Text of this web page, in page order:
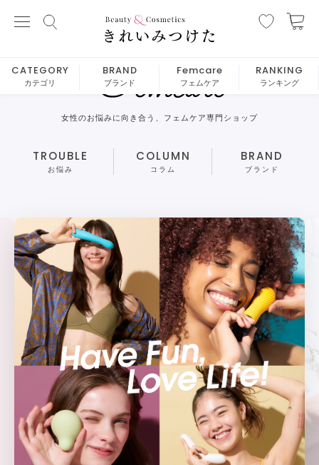
CATEGORY
カテゴリ
BRAND
ブランド
Femcare
フェムケア
RANKING
ランキング
女性のお悩みに向き合う、フェムケア専門ショップ
TROUBLE
お悩み
COLUMN
コラム
BRAND
ブランド